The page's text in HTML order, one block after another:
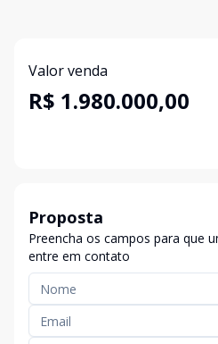
Valor venda
R$ 1.980.000,00
Proposta
Preencha os campos para que
entre em contato